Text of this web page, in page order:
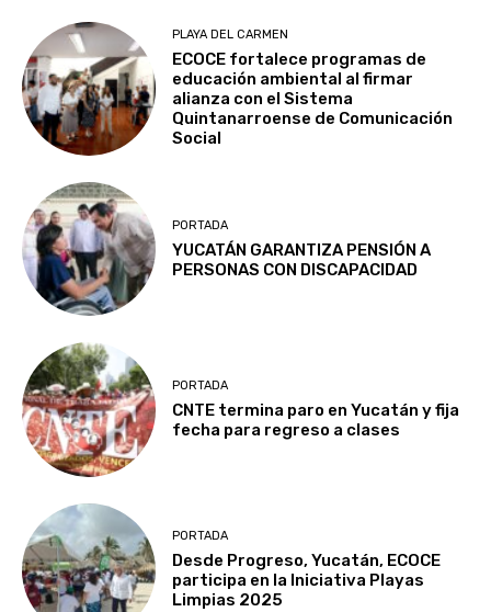
PLAYA DEL CARMEN
ECOCE fortalece programas de
educación ambiental al firmar
alianza con el Sistema
Quintanarroense de Comunicación
Social
PORTADA
YUCATÁN GARANTIZA PENSIÓN A
PERSONAS CON DISCAPACIDAD
PORTADA
CNTE termina paro en Yucatán y fija
fecha para regreso a clases
PORTADA
Desde Progreso, Yucatán, ECOCE
participa en la Iniciativa Playas
Limpias 2025